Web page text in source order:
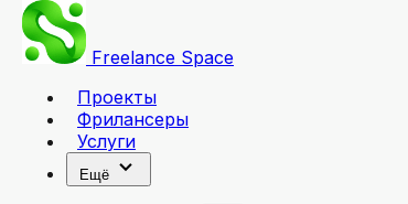
Freelance Space
Проекты
Фрилансеры
Услуги
Ещё expand_more